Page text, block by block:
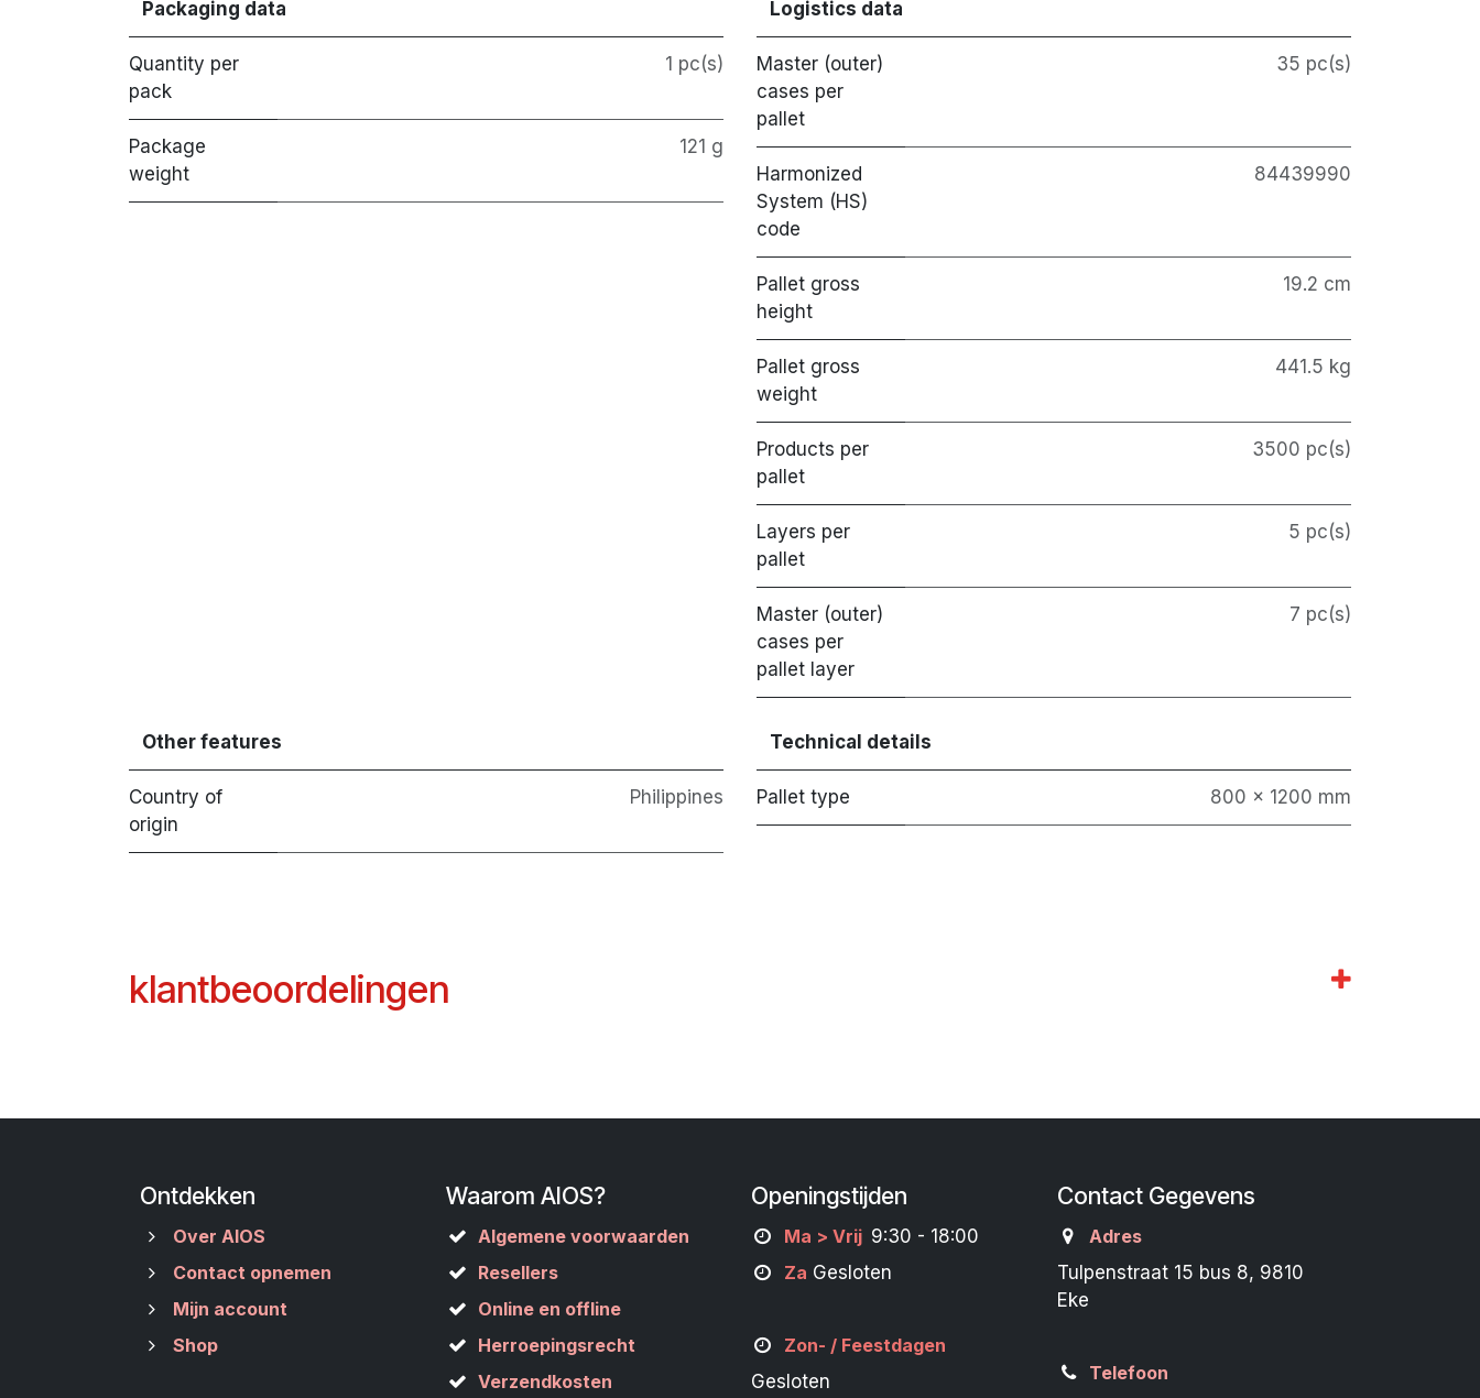
Packaging data
Quantity per
pack
1 pc(s)
Package
weight
121 g
Logistics data
Master (outer)
cases per
pallet
35 pc(s)
Harmonized
System (HS)
code
84439990
Pallet gross
height
19.2 cm
Pallet gross
weight
441.5 kg
Products per
pallet
3500 pc(s)
Layers per
pallet
5 pc(s)
Master (outer)
cases per
pallet layer
7 pc(s)
Other features
Country of
origin
Philippines
Technical details
Pallet type 800 x 1200 mm
klantbeoordelingen
Ontdekken
Over AIOS
Contact opnemen
Mijn account
Shop
Waarom AIOS?
Algemene voorwaarden
Resellers
Online en offline
Herroepingsrecht
Verzendkosten
Openingstijden
Ma > Vrij 9:30 - 18:00
Za Gesloten
Zon- / Feestdagen
Gesloten
Contact Gegevens
Adres
Tulpenstraat 15 bus 8, 9810
Eke
Telefoon